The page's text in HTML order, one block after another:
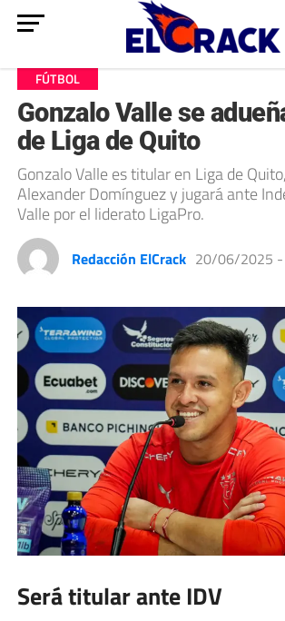
FÚTBOL
Gonzalo Valle se
de Liga de Quito
Gonzalo Valle es titular en Liga de
Alexander Domínguez y jugará ante
Valle por el liderato LigaPro.
Redacción ElCrack 20/06/2025 -
Será titular ante IDV